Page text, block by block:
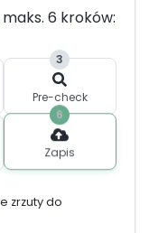
6 kroków:
3
Pre-check
6
Zapis
zrzuty do